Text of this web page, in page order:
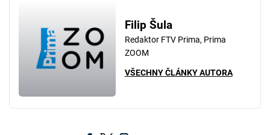
Filip Šula
Redaktor FTV Prima, Prima
ZOOM
VŠECHNY ČLÁNKY AUTORA